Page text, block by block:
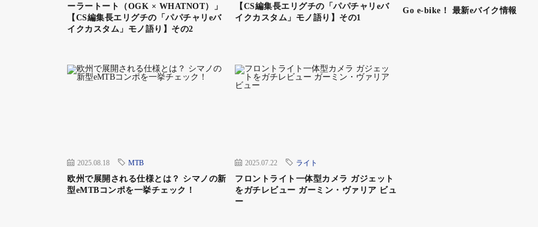
ークイベントの内容を紹介する。
お二人とも家族でのサイクリングを楽しんでいるそうだが、そこで気になっているのが大人と子供のペ
子供と一緒に走るので当然、ペースは落とすのだけど、それでも親と子供の間隔が離れてしまうことも
それだけに軽い力で進むeバイクは有効。頑張らなくても付いていけるので走行に集中でき、普段どお
り安全に走ってくれるのだ。eバイクに乗ることは安全な走行につながる……これはなるほどである。
ーラートート（OGK × WHATNOT）」
【CS編集長エリグチの「パパチャリeバ
イクカスタム」モノ語り】その2
【CS編集長エリグチの「パパチャリeバ
イクカスタム」モノ語り】その1
Go e-bike！ 最新eバイク情報
2025.08.18 MTB
欧州で展開される仕様とは？ シマノの新
型eMTBコンポを一挙チェック！
2025.07.22 ライト
フロントライト一体型カメラ ガジェット
をガチレビュー ガーミン・ヴァリア ビュ
ー